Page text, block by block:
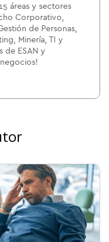
áreas y sectores
Corporativo,
de Personas,
Minería, TI y
de ESAN y